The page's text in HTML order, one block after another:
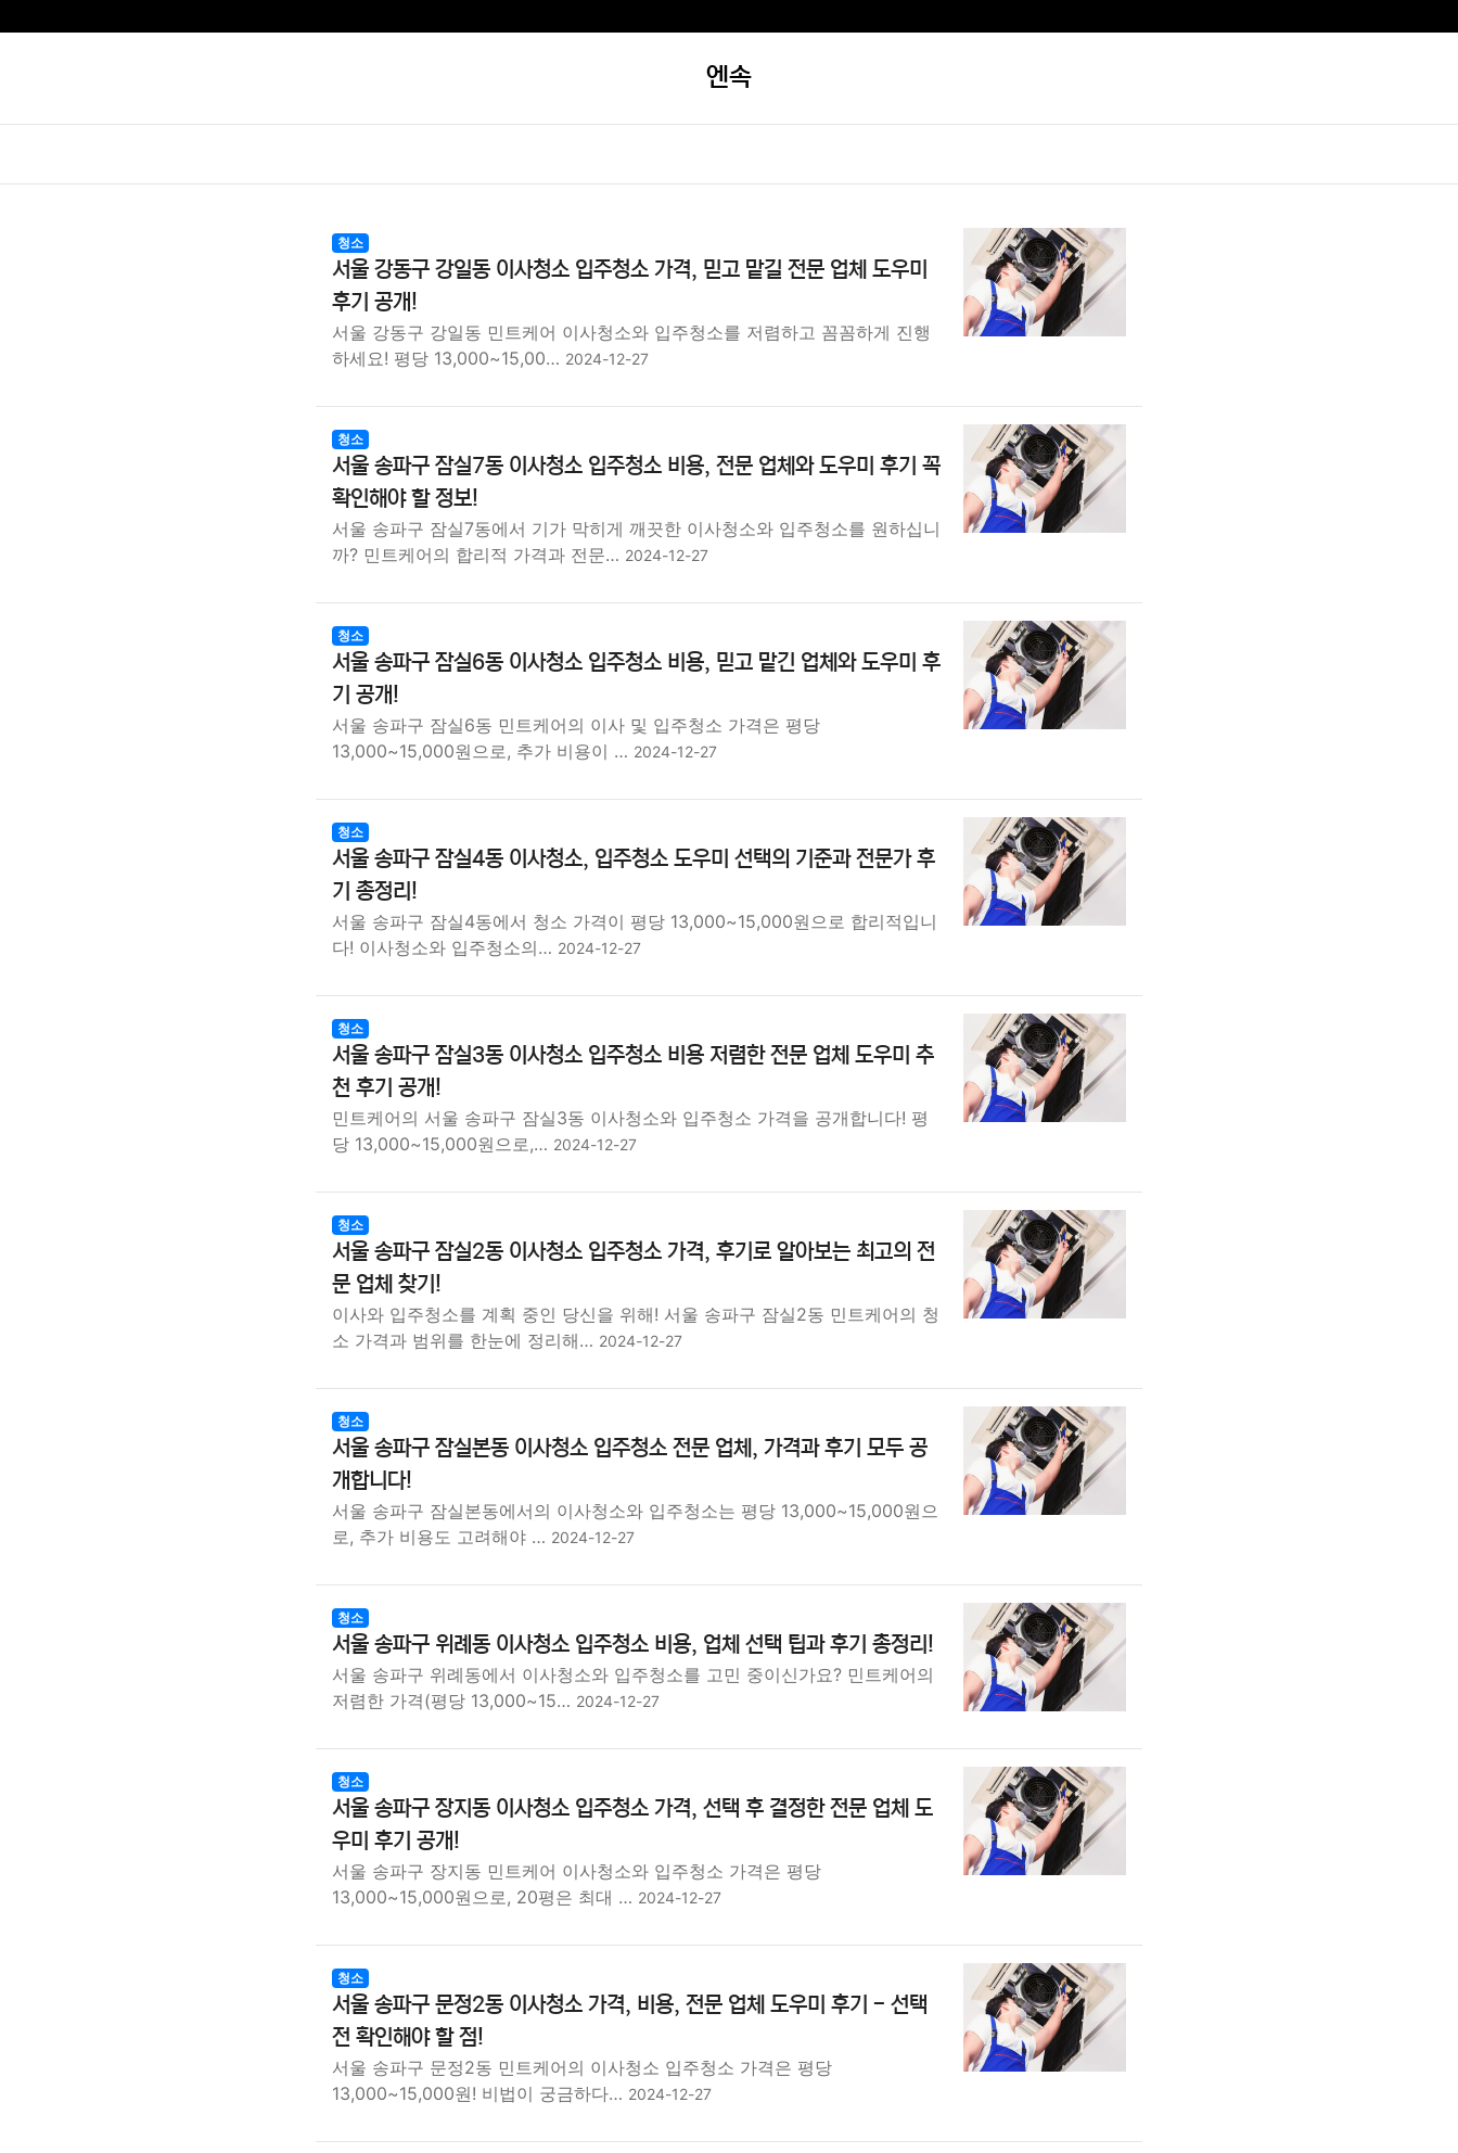
엔속
청소
서울 강동구 강일동 이사청소 입주청소 가격, 믿고 맡길 전문 업체 도우미
후기 공개!
서울 강동구 강일동 민트케어 이사청소와 입주청소를 저렴하고 꼼꼼하게 진행
하세요! 평당 13,000~15,00… 2024-12-27
청소
서울 송파구 잠실7동 이사청소 입주청소 비용, 전문 업체와 도우미 후기 꼭
확인해야 할 정보!
서울 송파구 잠실7동에서 기가 막히게 깨끗한 이사청소와 입주청소를 원하십니
까? 민트케어의 합리적 가격과 전문… 2024-12-27
청소
서울 송파구 잠실6동 이사청소 입주청소 비용, 믿고 맡긴 업체와 도우미 후
기 공개!
서울 송파구 잠실6동 민트케어의 이사 및 입주청소 가격은 평당
13,000~15,000원으로, 추가 비용이 … 2024-12-27
청소
서울 송파구 잠실4동 이사청소, 입주청소 도우미 선택의 기준과 전문가 후
기 총정리!
서울 송파구 잠실4동에서 청소 가격이 평당 13,000~15,000원으로 합리적입니
다! 이사청소와 입주청소의… 2024-12-27
청소
서울 송파구 잠실3동 이사청소 입주청소 비용 저렴한 전문 업체 도우미 추
천 후기 공개!
민트케어의 서울 송파구 잠실3동 이사청소와 입주청소 가격을 공개합니다! 평
당 13,000~15,000원으로,… 2024-12-27
청소
서울 송파구 잠실2동 이사청소 입주청소 가격, 후기로 알아보는 최고의 전
문 업체 찾기!
이사와 입주청소를 계획 중인 당신을 위해! 서울 송파구 잠실2동 민트케어의 청
소 가격과 범위를 한눈에 정리해… 2024-12-27
청소
서울 송파구 잠실본동 이사청소 입주청소 전문 업체, 가격과 후기 모두 공
개합니다!
서울 송파구 잠실본동에서의 이사청소와 입주청소는 평당 13,000~15,000원으
로, 추가 비용도 고려해야 … 2024-12-27
청소
서울 송파구 위례동 이사청소 입주청소 비용, 업체 선택 팁과 후기 총정리!
서울 송파구 위례동에서 이사청소와 입주청소를 고민 중이신가요? 민트케어의
저렴한 가격(평당 13,000~15… 2024-12-27
청소
서울 송파구 장지동 이사청소 입주청소 가격, 선택 후 결정한 전문 업체 도
우미 후기 공개!
서울 송파구 장지동 민트케어 이사청소와 입주청소 가격은 평당
13,000~15,000원으로, 20평은 최대 … 2024-12-27
청소
서울 송파구 문정2동 이사청소 가격, 비용, 전문 업체 도우미 후기 - 선택
전 확인해야 할 점!
서울 송파구 문정2동 민트케어의 이사청소 입주청소 가격은 평당
13,000~15,000원! 비법이 궁금하다… 2024-12-27